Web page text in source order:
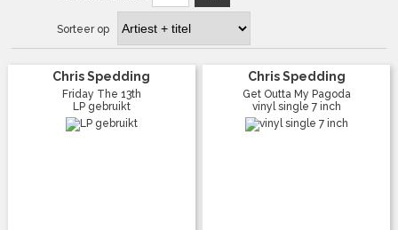
Sorteer op
Chris Spedding
Friday The 13th
LP gebruikt
Chris Spedding
Get Outta My Pagoda
vinyl single 7 inch